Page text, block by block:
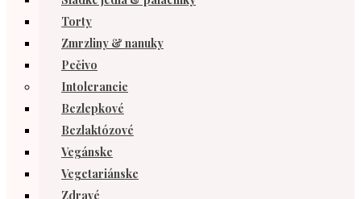
Torty
Zmrzliny & nanuky
Pečivo
Intolerancie
Bezlepkové
Bezlaktózové
Vegánske
Vegetariánske
Zdravé